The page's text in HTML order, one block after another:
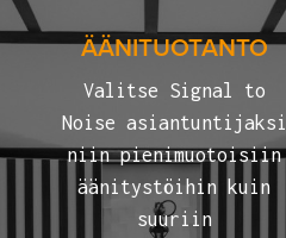
ÄÄNITUOTANTO
Valitse Signal to
Noise asiantuntijaksi
niin pienimuotoisiin
äänitystöihin kuin
suuriin